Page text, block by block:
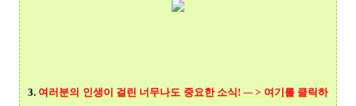
3. 여러분의 인생이 걸린 너무나도 중요한 소식! --- > 여기를 클릭하